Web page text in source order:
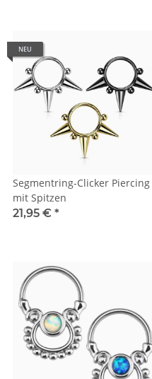
NEU
Segmentring-Clicker Piercing
mit Spitzen
21,95 € *